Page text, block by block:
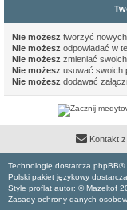
Nie możesz tworzyć
Nie możesz odpowiadać w
Nie możesz zmieniać
Nie możesz usuwać swoich
Nie możesz dodawać
Kontakt
Technologię dostarcza
Polski pakiet językowy
Style proflat autor: © Mazeltof
Zasady ochrony danych